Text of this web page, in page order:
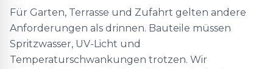
Für Garten, Terrasse und Zufahrt gelten andere
Anforderungen als drinnen. Bauteile müssen
Spritzwasser, UV-Licht und
Temperaturschwankungen trotzen. Wir